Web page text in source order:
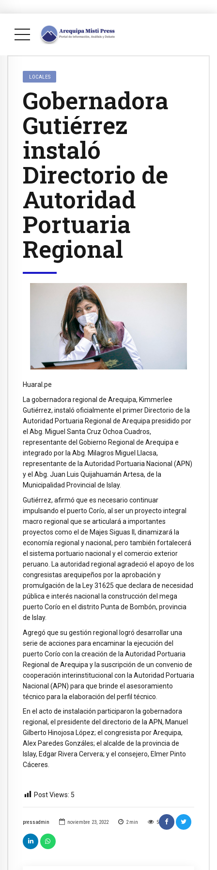
pressadmin noviembre 23, 2022 2 min 5
LOCALES
Gobernadora
Gutiérrez
instaló
Directorio de
Autoridad
Portuaria
Regional
Huaral.pe
La gobernadora regional de Arequipa, Kimmerlee
Gutiérrez, instaló oficialmente el primer Directorio de la
Autoridad Portuaria Regional de Arequipa presidido por
el Abg. Miguel Santa Cruz Ochoa Cuadros,
representante del Gobierno Regional de Arequipa e
integrado por la Abg. Milagros Miguel Llacsa,
representante de la Autoridad Portuaria Nacional (APN)
y el Abg. Juan Luis Quijahuamán Artesa, de la
Municipalidad Provincial de Islay.
Gutiérrez, afirmó que es necesario continuar
impulsando el puerto Corío, al ser un proyecto integral
macro regional que se articulará a importantes
proyectos como el de Majes Siguas II, dinamizará la
economía regional y nacional, pero también fortalecerá
el sistema portuario nacional y el comercio exterior
peruano. La autoridad regional agradeció el apoyo de los
congresistas arequipeños por la aprobación y
promulgación de la Ley 31625 que declara de necesidad
pública e interés nacional la construcción del mega
puerto Corío en el distrito Punta de Bombón, provincia
de Islay.
Agregó que su gestión regional logró desarrollar una
serie de acciones para encaminar la ejecución del
puerto Corío con la creación de la Autoridad Portuaria
Regional de Arequipa y la suscripción de un convenio de
cooperación interinstitucional con la Autoridad Portuaria
Nacional (APN) para que brinde el asesoramiento
técnico para la elaboración del perfil técnico.
En el acto de instalación participaron la gobernadora
regional, el presidente del directorio de la APN, Manuel
Gilberto Hinojosa López; el congresista por Arequipa,
Alex Paredes Gonzáles; el alcalde de la provincia de
Islay, Edgar Rivera Cervera; y el consejero, Elmer Pinto
Cáceres.
Post Views: 5